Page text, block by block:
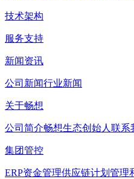
技术架构
服务支持
新闻资讯
公司新闻行业新闻
关于畅想
公司简介畅想生态创始人 联系
集团管控
ERP资金管理供应链计划管理